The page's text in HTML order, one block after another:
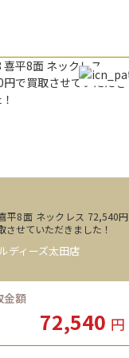
平8面 ネックレス 72,540円
させていただきました！
ディーズ太田店
金額
72,540 円